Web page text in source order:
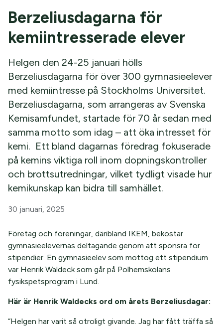
Berzeliusdagarna för
kemiintresserade elever
Helgen den 24-25 januari hölls
Berzeliusdagarna för över 300 gymnasieelever
med kemiintresse på Stockholms Universitet.
Berzeliusdagarna, som arrangeras av Svenska
Kemisamfundet, startade för 70 år sedan med
samma motto som idag – att öka intresset för
kemi. Ett bland dagarnas föredrag fokuserade
på kemins viktiga roll inom dopningskontroller
och brottsutredningar, vilket tydligt visade hur
kemikunskap kan bidra till samhället.
30 januari, 2025
Företag och föreningar, däribland IKEM, bekostar
gymnasieelevernas deltagande genom att sponsra för
stipendier. En gymnasieelev som mottog ett stipendium
var Henrik Waldeck som går på Polhemskolans
fysikspetsprogram i Lund.
Här är Henrik Waldecks ord om årets Berzeliusdagar:
”Helgen har varit så otroligt givande. Jag har fått träffa så